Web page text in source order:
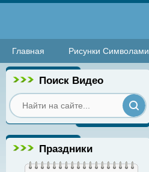
Главная Рисунки Символами
Поиск Видео
Праздники